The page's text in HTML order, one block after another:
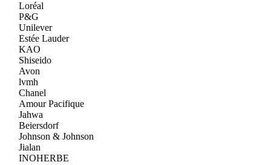
Loréal
P&G
Unilever
Estée Lauder
KAO
Shiseido
Avon
lvmh
Chanel
Amour Pacifique
Jahwa
Beiersdorf
Johnson & Johnson
Jialan
INOHERBE